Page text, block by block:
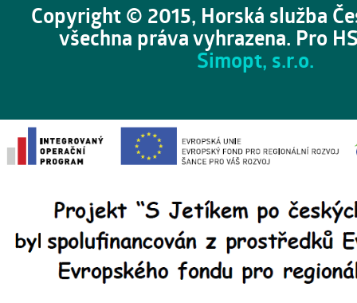
Copyright © 2015, Horská služba
všechna práva vyhrazena. Pro
Simopt, s.r.o.